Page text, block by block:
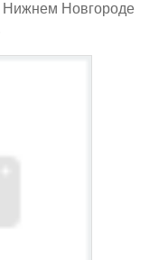
Нижнем Новгороде